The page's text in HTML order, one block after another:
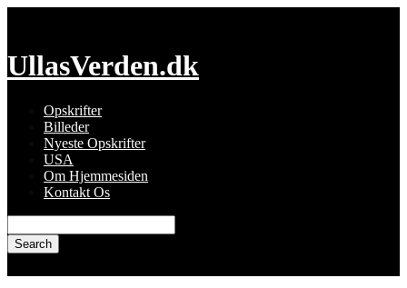
UllasVerden.dk
Opskrifter
Billeder
Nyeste Opskrifter
USA
Om Hjemmesiden
Kontakt Os
for: